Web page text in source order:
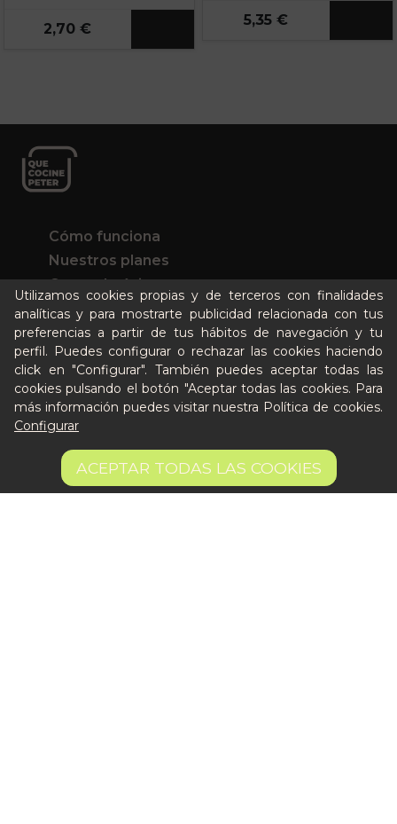
3,90 € AÑADIR A LA CESTA
2,70 €
5,35 €
Utilizamos cookies propias y de terceros con finalidades
analíticas y para mostrarte publicidad relacionada con tus
preferencias a partir de tus hábitos de navegación y tu
perfil. Puedes configurar o rechazar las cookies haciendo
click en "Configurar". También puedes aceptar todas las
cookies pulsando el botón "Aceptar todas las cookies. Para
más información puedes visitar nuestra Política de cookies.
Configurar
ACEPTAR TODAS LAS COOKIES
Cómo funciona
Nuestros planes
Casos de éxito
Soy un particular
Quién es Peter
Recursos / Blog
Cultura
Llámanos al 644 52 51 02
Escríbenos al correo
De lunes a viernes de 8:30 a 14:00